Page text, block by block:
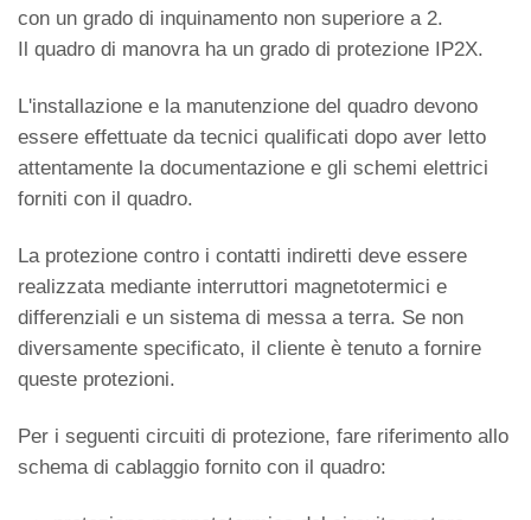
con un grado di inquinamento non superiore a 2.
Il quadro di manovra ha un grado di protezione IP2X.
L'installazione e la manutenzione del quadro devono
essere effettuate da tecnici qualificati dopo aver letto
attentamente la documentazione e gli schemi elettrici
forniti con il quadro.
La protezione contro i contatti indiretti deve essere
realizzata mediante interruttori magnetotermici e
differenziali e un sistema di messa a terra. Se non
diversamente specificato, il cliente è tenuto a fornire
queste protezioni.
Per i seguenti circuiti di protezione, fare riferimento allo
schema di cablaggio fornito con il quadro: